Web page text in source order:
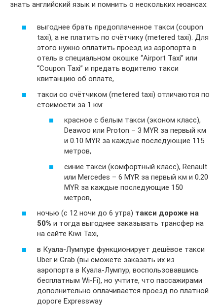
знать английский язык и помнить о нескольких нюансах:
выгоднее брать предоплаченное такси (coupon
taxi), а не платить по счётчику (metered taxi). Для
этого нужно оплатить проезд из аэропорта в
отель в специальном окошке “Airport Taxi” или
“Coupon Taxi” и предать водителю такси
квитанцию об оплате,
такси со счётчиком (metered taxi) отличаются по
стоимости за 1 км:
красное с белым такси (эконом класс),
Deawoo или Proton – 3 MYR за первый км
и 0.10 MYR за каждые последующие 115
метров,
синие такси (комфортный класс), Renault
или Mercedes – 6 MYR за первый км и 0.20
MYR за каждые последующие 150
метров,
ночью (с 12 ночи до 6 утра) такси дороже на
50% и тогда выгоднее заказывать трансфер на
на сайте Kiwi Taxi,
в Куала-Лумпуре функционирует дешёвое такси
Uber и Grab (вы сможете заказать их из
аэропорта в Куала-Лумпур, воспользовавшись
бесплатным Wi-Fi), но учтите, что пассажирами
дополнительно оплачивается проезд по платной
дороге Expressway